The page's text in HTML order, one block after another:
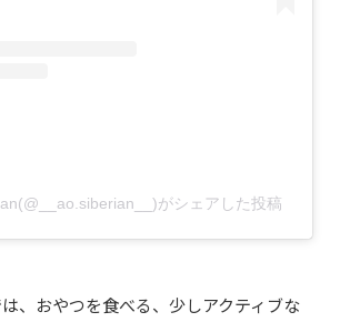
がシェアした投稿
、おやつを食べる、少しアクティブな